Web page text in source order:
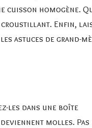
homogène.
croustillant. Enfin,
les astuces de grand-
les dans une boîte
molles. Pas